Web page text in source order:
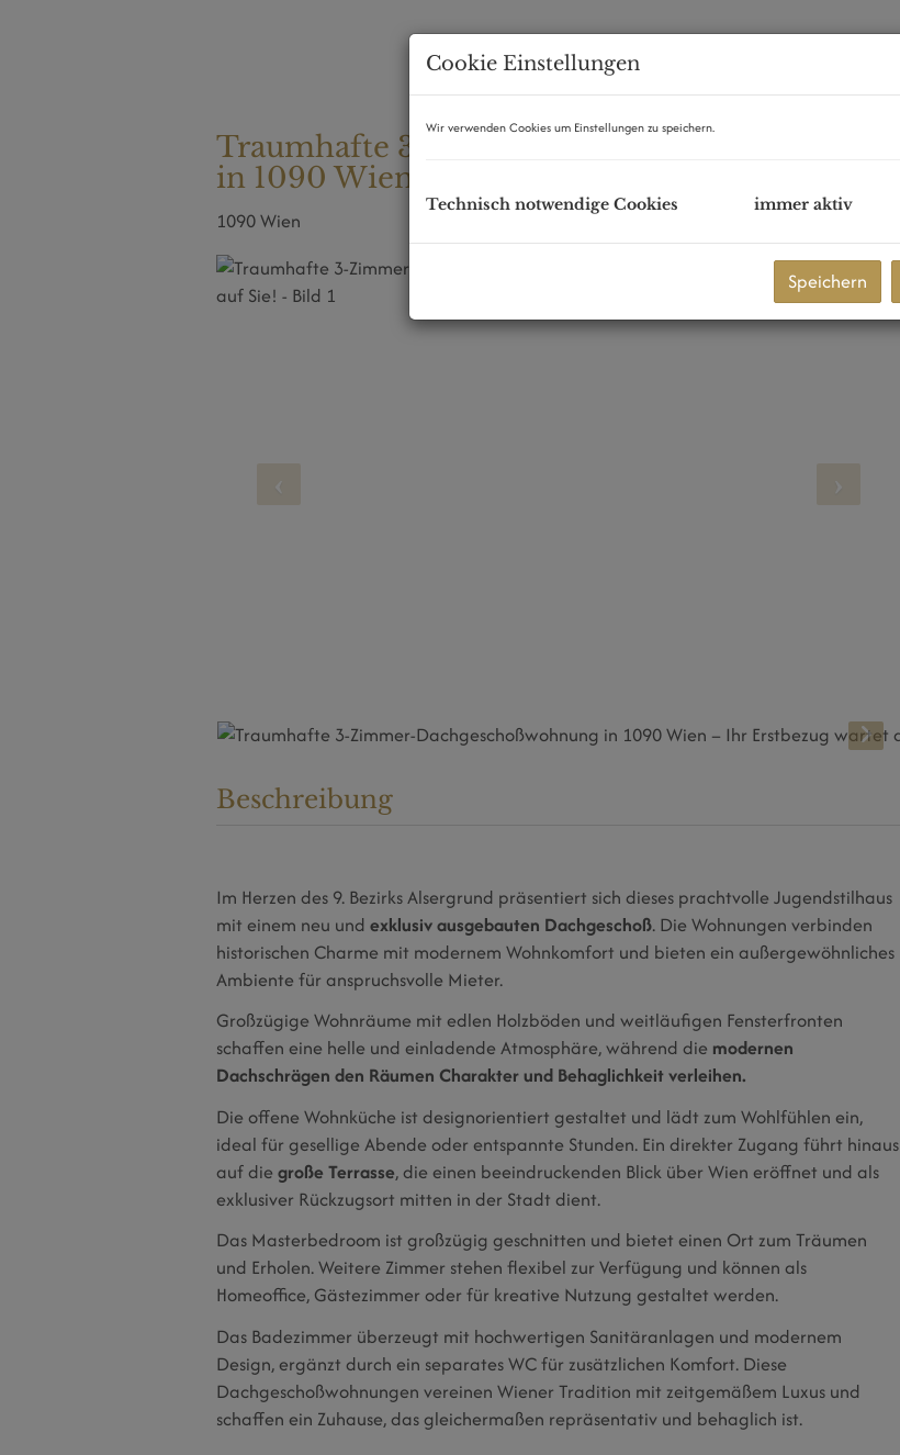
Traumhafte 3-Zimmer-Dachgeschoßwohnung
in 1090 Wien – Ihr Erstbezug wartet auf Sie!
1090 Wien
Beschreibung
Im Herzen des 9. Bezirks Alsergrund präsentiert sich dieses prachtvolle Jugendstilhaus
mit einem neu und exklusiv ausgebauten Dachgeschoß. Die Wohnungen verbinden
historischen Charme mit modernem Wohnkomfort und bieten ein außergewöhnliches
Ambiente für anspruchsvolle Mieter.
Großzügige Wohnräume mit edlen Holzböden und weitläufigen Fensterfronten
schaffen eine helle und einladende Atmosphäre, während die modernen
Dachschrägen den Räumen Charakter und Behaglichkeit verleihen.
Die offene Wohnküche ist designorientiert gestaltet und lädt zum Wohlfühlen ein,
ideal für gesellige Abende oder entspannte Stunden. Ein direkter Zugang führt hinaus
auf die große Terrasse, die einen beeindruckenden Blick über Wien eröffnet und als
exklusiver Rückzugsort mitten in der Stadt dient.
Das Masterbedroom ist großzügig geschnitten und bietet einen Ort zum Träumen
und Erholen. Weitere Zimmer stehen flexibel zur Verfügung und können als
Homeoffice, Gästezimmer oder für kreative Nutzung gestaltet werden.
Das Badezimmer überzeugt mit hochwertigen Sanitäranlagen und modernem
Design, ergänzt durch ein separates WC für zusätzlichen Komfort. Diese
Dachgeschoßwohnungen vereinen Wiener Tradition mit zeitgemäßem Luxus und
schaffen ein Zuhause, das gleichermaßen repräsentativ und behaglich ist.
Cookie Einstellungen
Wir verwenden Cookies um Einstellungen zu speichern.
Technisch notwendige Cookies immer aktiv
Speichern